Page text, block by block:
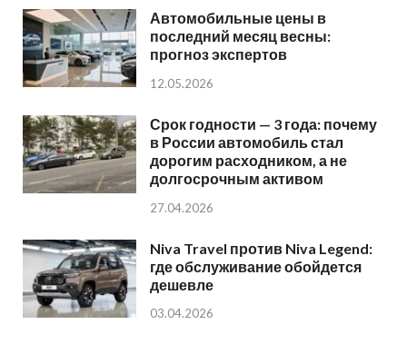
Автомобильные цены в
последний месяц весны:
прогноз экспертов
12.05.2026
Срок годности — 3 года: почему
в России автомобиль стал
дорогим расходником, а не
долгосрочным активом
27.04.2026
Niva Travel против Niva Legend:
где обслуживание обойдется
дешевле
03.04.2026